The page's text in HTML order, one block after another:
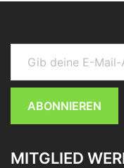
Gib deine E-Mail-Adresse ein ...
ABONNIEREN
MITGLIED